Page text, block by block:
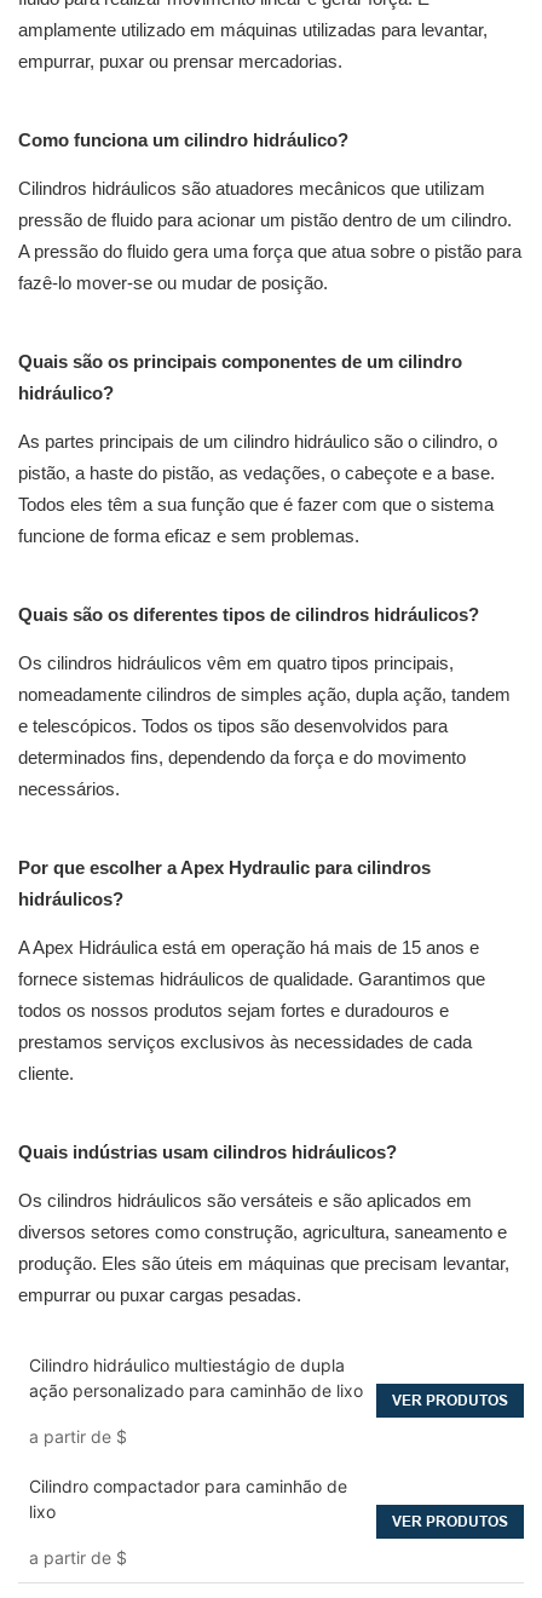
amplamente utilizado em máquinas utilizadas para levantar,
empurrar, puxar ou prensar mercadorias.
Como funciona um cilindro hidráulico?
Cilindros hidráulicos são atuadores mecânicos que utilizam
pressão de fluido para acionar um pistão dentro de um cilindro.
A pressão do fluido gera uma força que atua sobre o pistão para
fazê-lo mover-se ou mudar de posição.
Quais são os principais componentes de um cilindro
hidráulico?
As partes principais de um cilindro hidráulico são o cilindro, o
pistão, a haste do pistão, as vedações, o cabeçote e a base.
Todos eles têm a sua função que é fazer com que o sistema
funcione de forma eficaz e sem problemas.
Quais são os diferentes tipos de cilindros hidráulicos?
Os cilindros hidráulicos vêm em quatro tipos principais,
nomeadamente cilindros de simples ação, dupla ação, tandem
e telescópicos. Todos os tipos são desenvolvidos para
determinados fins, dependendo da força e do movimento
necessários.
Por que escolher a Apex Hydraulic para cilindros
hidráulicos?
A Apex Hidráulica está em operação há mais de 15 anos e
fornece sistemas hidráulicos de qualidade. Garantimos que
todos os nossos produtos sejam fortes e duradouros e
prestamos serviços exclusivos às necessidades de cada
cliente.
Quais indústrias usam cilindros hidráulicos?
Os cilindros hidráulicos são versáteis e são aplicados em
diversos setores como construção, agricultura, saneamento e
produção. Eles são úteis em máquinas que precisam levantar,
empurrar ou puxar cargas pesadas.
Cilindro hidráulico multiestágio de dupla
ação personalizado para caminhão de lixo
a partir de $
VER PRODUTOS
Cilindro compactador para caminhão de
lixo
a partir de $
VER PRODUTOS